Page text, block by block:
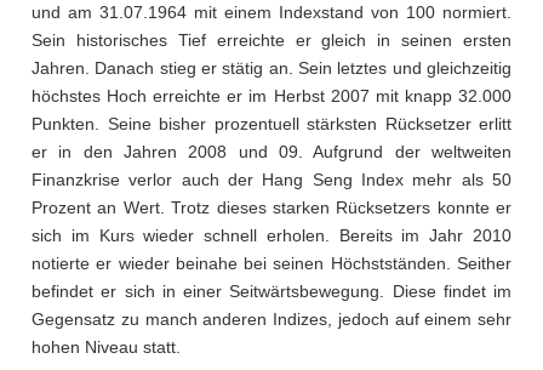
und am 31.07.1964 mit einem Indexstand von 100 normiert.
Sein historisches Tief erreichte er gleich in seinen ersten
Jahren. Danach stieg er stätig an. Sein letztes und gleichzeitig
höchstes Hoch erreichte er im Herbst 2007 mit knapp 32.000
Punkten. Seine bisher prozentuell stärksten Rücksetzer erlitt
er in den Jahren 2008 und 09. Aufgrund der weltweiten
Finanzkrise verlor auch der Hang Seng Index mehr als 50
Prozent an Wert. Trotz dieses starken Rücksetzers konnte er
sich im Kurs wieder schnell erholen. Bereits im Jahr 2010
notierte er wieder beinahe bei seinen Höchstständen. Seither
befindet er sich in einer Seitwärtsbewegung. Diese findet im
Gegensatz zu manch anderen Indizes, jedoch auf einem sehr
hohen Niveau statt.